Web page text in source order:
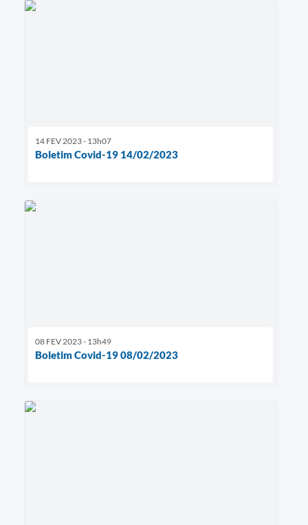
14 FEV 2023 - 13h07
Boletim Covid-19 14/02/2023
08 FEV 2023 - 13h49
Boletim Covid-19 08/02/2023